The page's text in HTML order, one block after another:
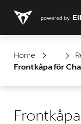
Home Shop
Frontkåpa för